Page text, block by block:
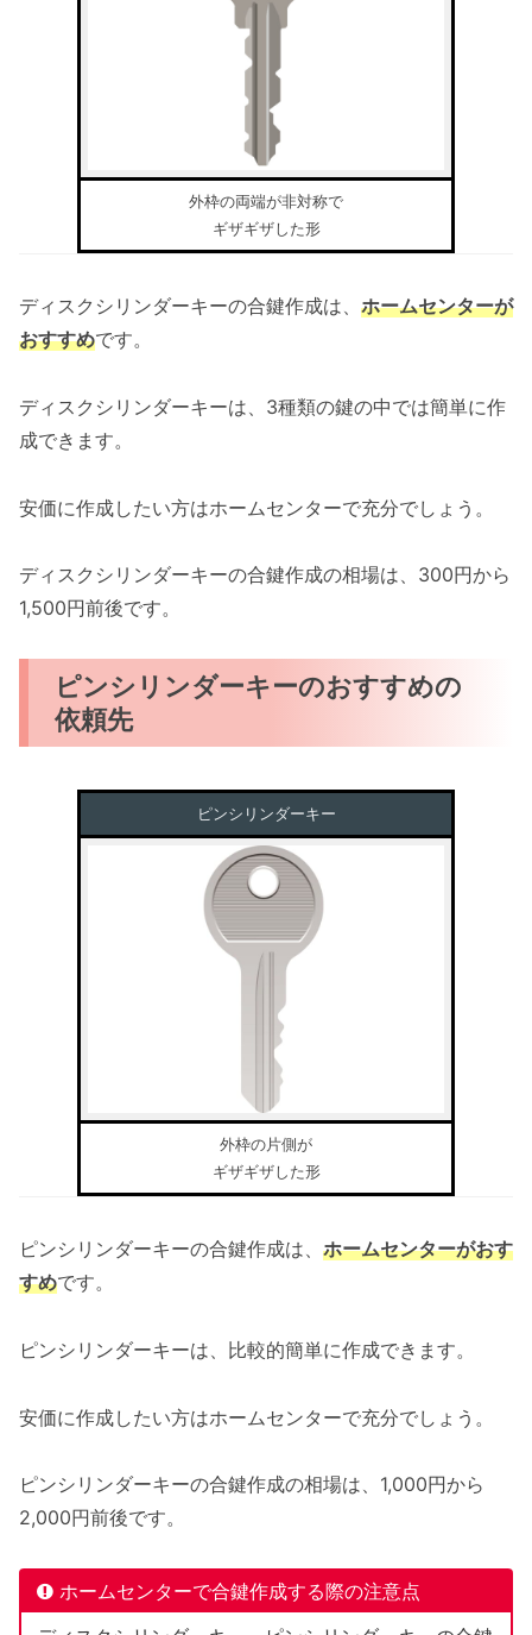
外枠の両端が非対称で
ギザギザした形
ディスクシリンダーキーの合鍵作成は、 ホームセンターが
おすすめです。
ディスクシリンダーキーは、3種類の鍵の中では簡単に作
成できます。
安価に作成したい方はホームセンターで充分でしょう。
ディスクシリンダーキーの合鍵作成の相場は、300円から
1,500円前後です。
ピンシリンダーキーのおすすめの
依頼先
ピンシリンダーキー
外枠の片側が
ギザギザした形
ピンシリンダーキーの合鍵作成は、 ホームセンターがおす
すめです。
ピンシリンダーキーは、比較的簡単に作成できます。
安価に作成したい方はホームセンターで充分でしょう。
ピンシリンダーキーの合鍵作成の相場は、1,000円から
2,000円前後です。
ホームセンターで合鍵作成する際の注意点